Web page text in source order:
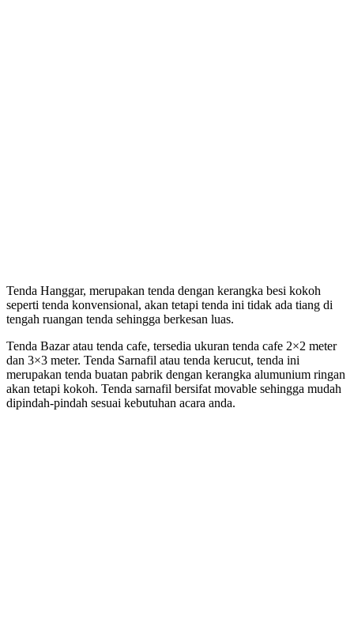
Tenda Hanggar, merupakan tenda dengan kerangka besi kokoh
seperti tenda konvensional, akan tetapi tenda ini tidak ada tiang di
tengah ruangan tenda sehingga berkesan luas.
Tenda Bazar atau tenda cafe, tersedia ukuran tenda cafe 2×2 meter
dan 3×3 meter. Tenda Sarnafil atau tenda kerucut, tenda ini
merupakan tenda buatan pabrik dengan kerangka alumunium ringan
akan tetapi kokoh. Tenda sarnafil bersifat movable sehingga mudah
dipindah-pindah sesuai kebutuhan acara anda.